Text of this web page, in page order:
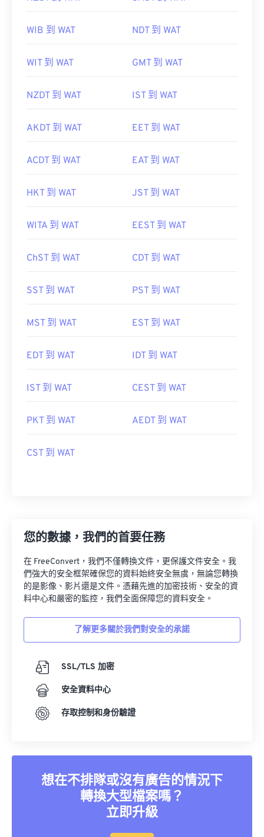
WIB 到 WAT NDT 到 WAT
WIT 到 WAT GMT 到 WAT
NZDT 到 WAT IST 到 WAT
AKDT 到 WAT EET 到 WAT
ACDT 到 WAT EAT 到 WAT
HKT 到 WAT JST 到 WAT
WITA 到 WAT EEST 到 WAT
ChST 到 WAT CDT 到 WAT
SST 到 WAT PST 到 WAT
MST 到 WAT EST 到 WAT
EDT 到 WAT IDT 到 WAT
IST 到 WAT CEST 到 WAT
PKT 到 WAT AEDT 到 WAT
CST 到 WAT
您的數據，我們的首要任務
在 FreeConvert，我們不僅轉換文件，更保護文件安全。我
們強大的安全框架確保您的資料始終安全無虞，無論您轉換
的是影像、影片還是文件。憑藉先進的加密技術、安全的資
料中心和嚴密的監控，我們全面保障您的資料安全。
了解更多關於我們對安全的承諾
SSL/TLS 加密
安全資料中心
存取控制和身份驗證
想在不排隊或沒有廣告的情況下
轉換大型檔案嗎？
立即升級